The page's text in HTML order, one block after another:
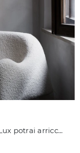
Con le lampade da terra di Ideal Lux potrai arricchire i tuoi interni: clicca e scopri Dodo!